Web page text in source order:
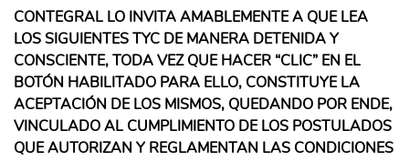
CONTEGRAL LO INVITA AMABLEMENTE A QUE LEA
LOS SIGUIENTES TYC DE MANERA DETENIDA Y
CONSCIENTE, TODA VEZ QUE HACER “CLIC” EN EL
BOTÓN HABILITADO PARA ELLO, CONSTITUYE LA
ACEPTACIÓN DE LOS MISMOS, QUEDANDO POR ENDE,
VINCULADO AL CUMPLIMIENTO DE LOS POSTULADOS
QUE AUTORIZAN Y REGLAMENTAN LAS CONDICIONES